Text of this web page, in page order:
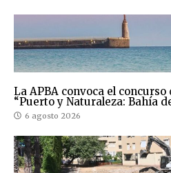
La APBA convoca el
“Puerto y Naturaleza: Bahía
6 agosto 2026